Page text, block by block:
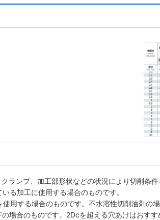
ランプ、加工部形状などの状況により切削条
る加工に使用する場合のものです。
使用する場合のものです。不水溶性切削油剤の
場合のものです。2Dcを超える穴あけはおす